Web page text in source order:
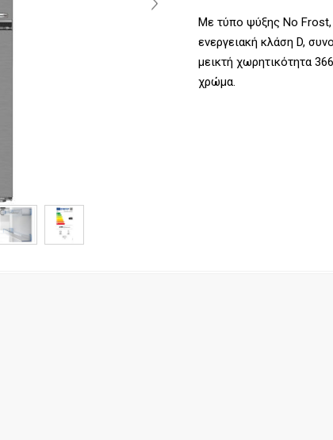
Με τύπο ψύξης No Frost,
ενεργειακή κλάση D,
μεικτή χωρητικότητα
χρώμα.